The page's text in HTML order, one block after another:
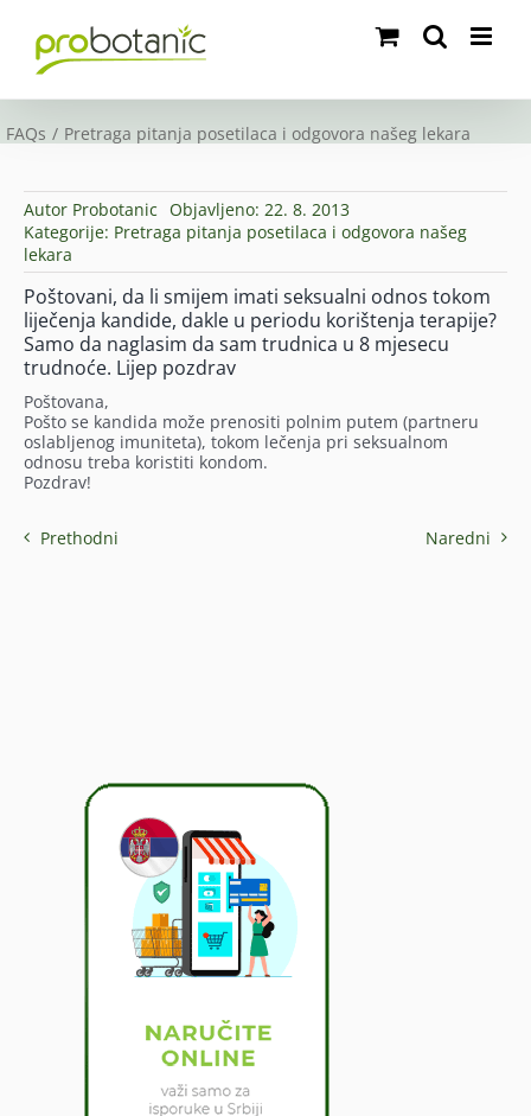
content
FAQs Pretraga pitanja posetilaca i odgovora našeg lekara
Autor Probotanic Objavljeno: 22. 8. 2013
Kategorije: Pretraga pitanja posetilaca i odgovora našeg
lekara
Poštovani, da li smijem imati seksualni odnos tokom
liječenja kandide, dakle u periodu korištenja terapije?
Samo da naglasim da sam trudnica u 8 mjesecu
trudnoće. Lijep pozdrav
Poštovana,
Pošto se kandida može prenositi polnim putem (partneru
oslabljenog imuniteta), tokom lečenja pri seksualnom
odnosu treba koristiti kondom.
Pozdrav!
Prethodni Naredni